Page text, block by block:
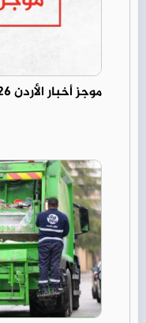
موجز أخبار الأردن 5/8/2026